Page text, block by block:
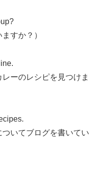
すか？）
ーのレシピを見つけま
ついてブログを書いてい